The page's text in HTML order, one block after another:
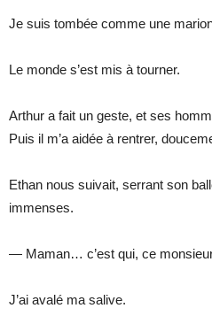
Je suis tombée comme une
Le monde s’est mis à tourner.
Arthur a fait un geste, et ses
Puis il m’a aidée à rentrer,
Ethan nous suivait, serrant son
immenses.
— Maman… c’est qui, ce
J’ai avalé ma salive.